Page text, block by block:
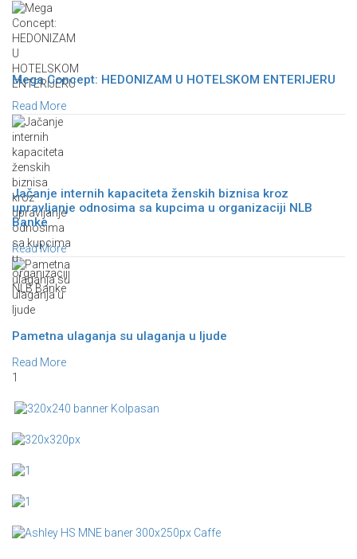
Mega Concept: HEDONIZAM U HOTELSKOM ENTERIJERU
Read More
Jačanje internih kapaciteta ženskih biznisa kroz
upravljanje odnosima sa kupcima u organizaciji NLB
Banke
Read More
Pametna ulaganja su ulaganja u ljude
Read More
1